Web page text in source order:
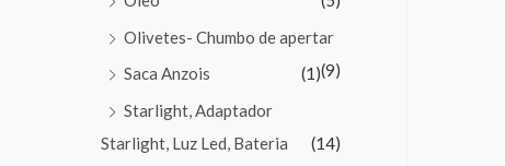
Olivetes- Chumbo de apertar
(9)
Saca Anzois
(1)
Starlight, Adaptador
Starlight, Luz Led, Bateria
(14)